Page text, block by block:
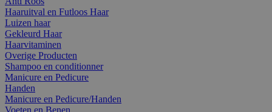
Haaruitval en Futloos Haar
Luizen haar
Gekleurd Haar
Haarvitaminen
Overige Producten
Shampoo en conditionner
Manicure en Pedicure
Handen
Manicure en Pedicure/Handen
Voeten en Benen